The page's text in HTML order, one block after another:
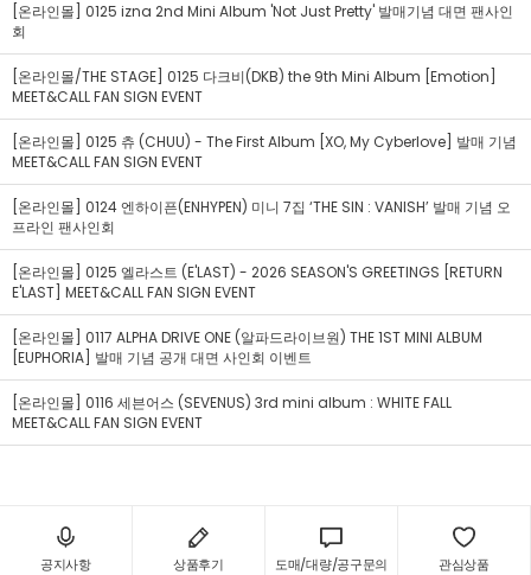
[온라인몰] 0125 izna 2nd Mini Album 'Not Just Pretty' 발매기념 대면 팬사인
회
[온라인몰/THE STAGE] 0125 다크비(DKB) the 9th Mini Album [Emotion]
MEET&CALL FAN SIGN EVENT
[온라인몰] 0125 츄 (CHUU) - The First Album [XO, My Cyberlove] 발매 기념
MEET&CALL FAN SIGN EVENT
[온라인몰] 0124 엔하이픈(ENHYPEN) 미니 7집 ‘THE SIN : VANISH’ 발매 기념 오
프라인 팬사인회
[온라인몰] 0125 엘라스트 (E'LAST) - 2026 SEASON'S GREETINGS [RETURN
E'LAST] MEET&CALL FAN SIGN EVENT
[온라인몰] 0117 ALPHA DRIVE ONE (알파드라이브원) THE 1ST MINI ALBUM
[EUPHORIA] 발매 기념 공개 대면 사인회 이벤트
[온라인몰] 0116 세븐어스 (SEVENUS) 3rd mini album : WHITE FALL
MEET&CALL FAN SIGN EVENT
공지사항 상품후기 도매/대량/공구문의 관심상품